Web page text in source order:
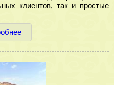
клиентов, так и простые